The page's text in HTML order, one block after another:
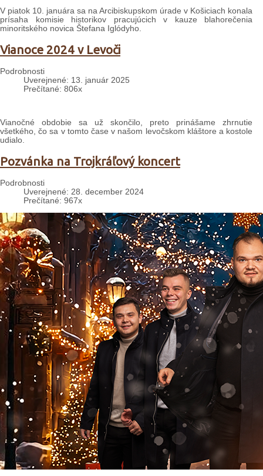
V piatok 10. januára sa na Arcibiskupskom úrade v Košiciach konala
prísaha komisie historikov pracujúcich v kauze blahorečenia
minoritského novica Štefana Iglódyho.
Vianoce 2024 v Levoči
Podrobnosti
Uverejnené: 13. január 2025
Prečítané: 806x
Vianočné obdobie sa už skončilo, preto prinášame zhrnutie
všetkého, čo sa v tomto čase v našom levočskom kláštore a kostole
udialo.
Pozvánka na Trojkráľový koncert
Podrobnosti
Uverejnené: 28. december 2024
Prečítané: 967x